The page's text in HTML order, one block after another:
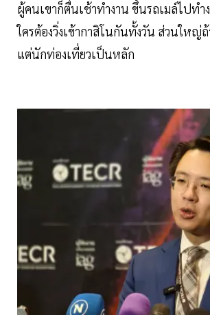
ผู้คนเขาก็ตื่นเช้าทำงาน ขึ้นรถเมล์ไปท
ใครต้องวิ่งเข้ากาสิโนกันทั้งวัน ส่วนใหญ่
แต่นักท่องเที่ยวเป็นหลัก